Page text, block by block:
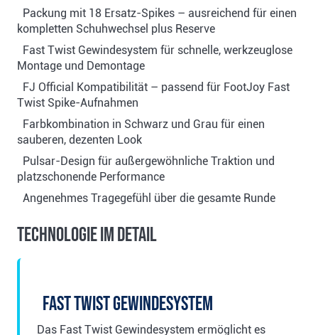
Packung mit 18 Ersatz-Spikes – ausreichend für einen
kompletten Schuhwechsel plus Reserve
Fast Twist Gewindesystem für schnelle, werkzeuglose
Montage und Demontage
FJ Official Kompatibilität – passend für FootJoy Fast
Twist Spike-Aufnahmen
Farbkombination in Schwarz und Grau für einen
sauberen, dezenten Look
Pulsar-Design für außergewöhnliche Traktion und
platzschonende Performance
Angenehmes Tragegefühl über die gesamte Runde
Technologie im Detail
Fast Twist Gewindesystem
Das Fast Twist Gewindesystem ermöglicht es